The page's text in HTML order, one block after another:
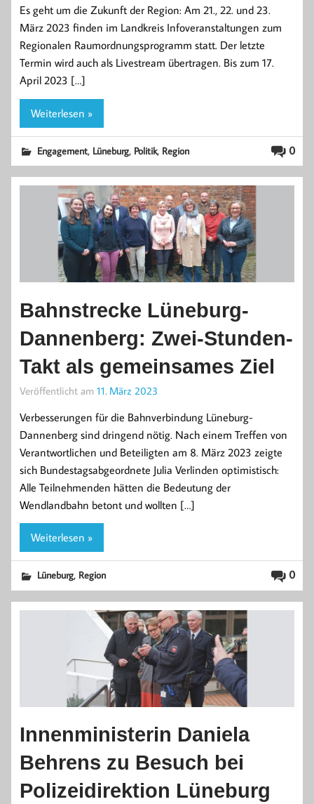
Es geht um die Zukunft der Region: Am 21., 22. und 23.
März 2023 finden im Landkreis Infoveranstaltungen zum
Regionalen Raumordnungsprogramm statt. Der letzte
Termin wird auch als Livestream übertragen. Bis zum 17.
April 2023 […]
Weiterlesen »
0
Engagement, Lüneburg, Politik, Region
Bahnstrecke Lüneburg-
Dannenberg: Zwei-Stunden-
Takt als gemeinsames Ziel
Veröffentlicht am 11. März 2023
Verbesserungen für die Bahnverbindung Lüneburg-
Dannenberg sind dringend nötig. Nach einem Treffen von
Verantwortlichen und Beteiligten am 8. März 2023 zeigte
sich Bundestagsabgeordnete Julia Verlinden optimistisch:
Alle Teilnehmenden hätten die Bedeutung der
Wendlandbahn betont und wollten […]
Weiterlesen »
0
Lüneburg, Region
Innenministerin Daniela
Behrens zu Besuch bei
Polizeidirektion Lüneburg